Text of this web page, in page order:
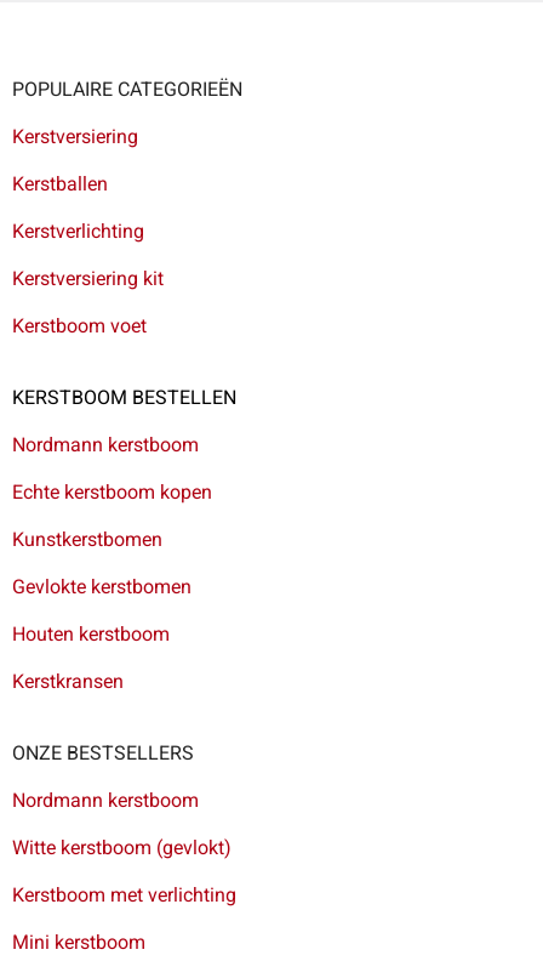
POPULAIRE CATEGORIEËN
Kerstversiering
Kerstballen
Kerstverlichting
Kerstversiering kit
Kerstboom voet
KERSTBOOM BESTELLEN
Nordmann kerstboom
Echte kerstboom kopen
Kunstkerstbomen
Gevlokte kerstbomen
Houten kerstboom
Kerstkransen
ONZE BESTSELLERS
Nordmann kerstboom
Witte kerstboom (gevlokt)
Kerstboom met verlichting
Mini kerstboom